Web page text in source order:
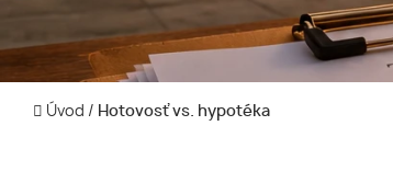
Úvod / Hotovosť vs. hypotéka